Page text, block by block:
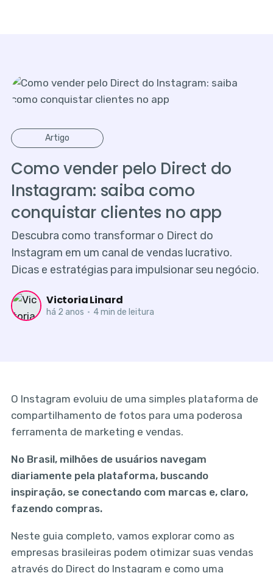
Artigo
Como vender pelo Direct do
Instagram: saiba como
conquistar clientes no app
Descubra como transformar o Direct do
Instagram em um canal de vendas lucrativo.
Dicas e estratégias para impulsionar seu negócio.
Victoria Linard
há 2 anos • 4 min de leitura
O Instagram evoluiu de uma simples plataforma de
compartilhamento de fotos para uma poderosa
ferramenta de marketing e vendas.
No Brasil, milhões de usuários navegam
diariamente pela plataforma, buscando
inspiração, se conectando com marcas e, claro,
fazendo compras.
Neste guia completo, vamos explorar como as
empresas brasileiras podem otimizar suas vendas
através do Direct do Instagram e como uma